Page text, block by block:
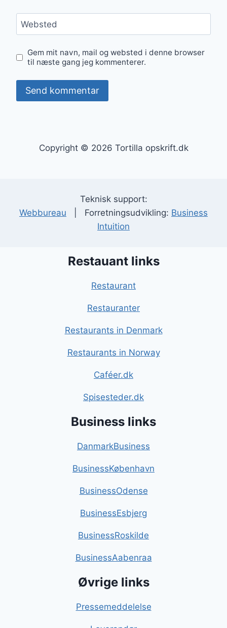
Websted
Gem mit navn, mail og websted i denne browser
til næste gang jeg kommenterer.
Copyright © 2026 Tortilla opskrift.dk
Teknisk support:
Webbureau | Forretningsudvikling: Business
Intuition
Restauant links
Restaurant
Restauranter
Restaurants in Denmark
Restaurants in Norway
Caféer.dk
Spisesteder.dk
Business links
DanmarkBusiness
BusinessKøbenhavn
BusinessOdense
BusinessEsbjerg
BusinessRoskilde
BusinessAabenraa
Øvrige links
Pressemeddelelse